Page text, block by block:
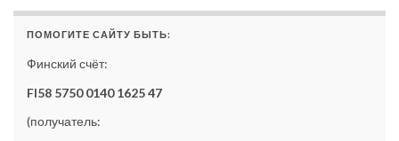
ПОМОГИТЕ САЙТУ БЫТЬ:
Финский счёт:
FI58 5750 0140 1625 47
(получатель: